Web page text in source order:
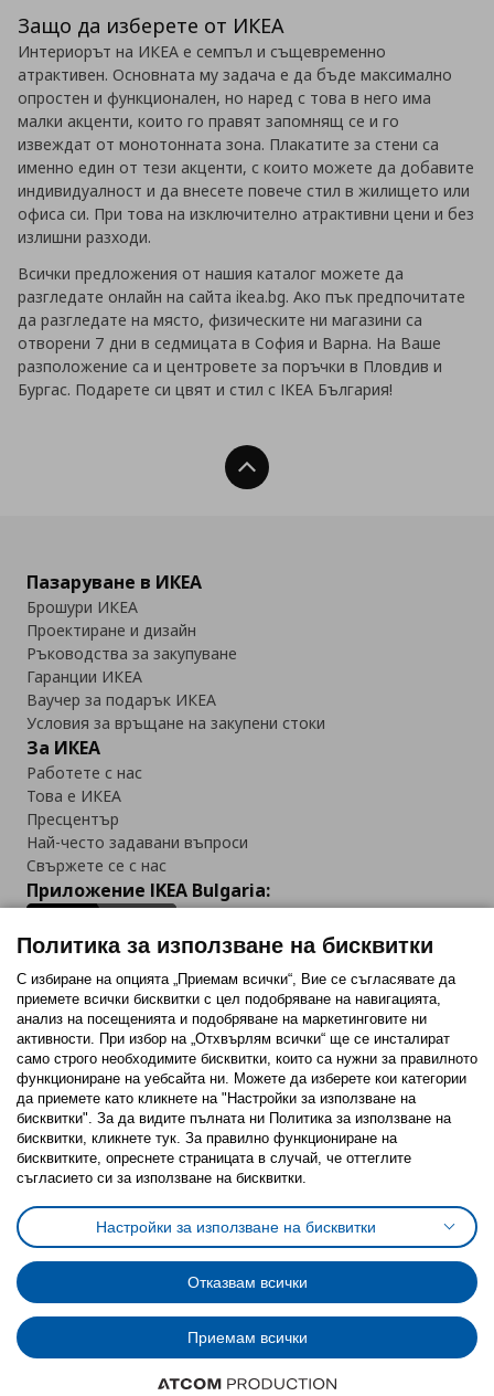
Защо да изберете от ИКЕА
Интериорът на ИКЕА е семпъл и същевременно
атрактивен. Основната му задача е да бъде максимално
опростен и функционален, но наред с това в него има
малки акценти, които го правят запомнящ се и го
извеждат от монотонната зона. Плакатите за стени са
именно един от тези акценти, с които можете да добавите
индивидуалност и да внесете повече стил в жилището или
офиса си. При това на изключително атрактивни цени и без
излишни разходи.
Всички предложения от нашия каталог можете да
разгледате онлайн на сайта ikea.bg. Ако пък предпочитате
да разгледате на място, физическите ни магазини са
отворени 7 дни в седмицата в София и Варна. На Ваше
разположение са и центровете за поръчки в Пловдив и
Бургас. Подарете си цвят и стил с IKEA България!
Нагоре
Пазаруване в ИКЕА
Брошури ИКЕА
Проектиране и дизайн
Ръководства за закупуване
Гаранции ИКЕА
Ваучер за подарък ИКЕА
Условия за връщане на закупени стоки
За ИКЕА
Работете с нас
Това е ИКЕА
Пресцентър
Най-често задавани въпроси
Свържете се с нас
Приложение IKEA Bulgaria:
Последвайте ни:
FacebookTwitterYoutubePinterestInstagram
Политика за използване на бисквитки (Cookies)
Избор на настройки за използване на бисквитки
Условия за ползване на ikea.bgОбща политика за личните данни
Политика за защита на личните данни на ikea.bg
Общи условия на програма IKEA Family
Политика за защита на лични данни на програма IKEA Family
© Inter-IKEA Systems B.V. 1999 - 2025
Политика за използване на бисквитки
С избиране на опцията „Приемам всички“, Вие се съгласявате да
приемете всички бисквитки с цел подобряване на навигацията,
анализ на посещенията и подобряване на маркетинговите ни
активности. При избор на „Отхвърлям всички“ ще се инсталират
само строго необходимитe бисквитки, които са нужни за правилното
функциониране на уебсайта ни. Можете да изберете кои категории
да приемете като кликнете на "Настройки за използване на
бисквитки". За да видите пълната ни Политика за използване на
бисквитки, кликнете тук. За правилно функциониране на
бисквитките, опреснете страницата в случай, че оттеглите
съгласието си за използване на бисквитки.
Настройки за използване на бисквитки
Отказвам всички
Приемам всички